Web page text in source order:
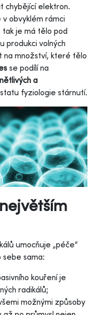
chybějící elektron.
v obvyklém rámci
tak je má tělo pod
produkci volných
na množství, které tělo
se podílí na
a
fyziologie stárnutí.
umocňuje „péče“
sama:
kouření je
radikálů;
možnými způsoby